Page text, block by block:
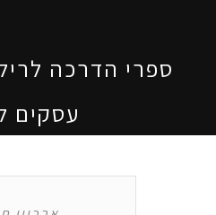
ספרי הדרכה
עסקים